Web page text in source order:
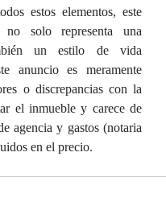
estos elementos, este
no solo representa una
un estilo de vida
anuncio es meramente
o discrepancias con la
el inmueble y carece de
agencia y gastos (notaria
en el precio.